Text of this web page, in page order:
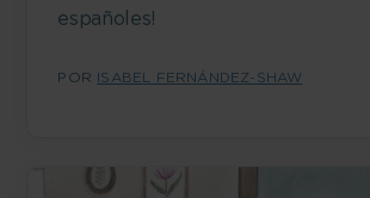
españoles!
POR ISABEL FERNÁNDEZ-SHAW